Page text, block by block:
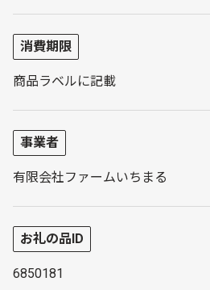
消費期限
商品ラベルに記載
事業者
有限会社ファームいちまる
お礼の品ID
6850181